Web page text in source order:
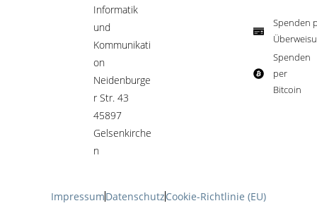
Informatik
und
Kommunikati
on
Neidenburge
r Str. 43
45897
Gelsenkirche
n
Spenden
Spenden
per
Bitcoin​
ImpressumDatenschutzCookie-Richtlinie (EU)